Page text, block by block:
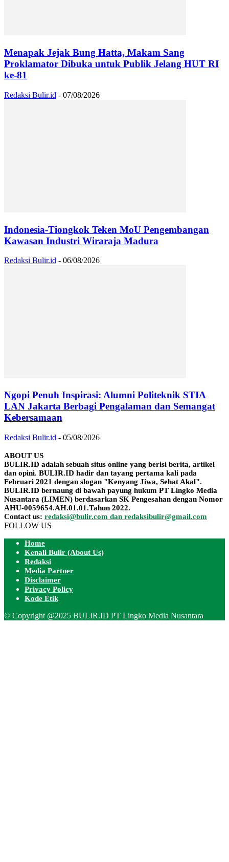
Menapak Jejak Bung Hatta, Makam Sang
Proklamator Dibuka untuk Publik Jelang HUT RI
ke-81
Redaksi Bulir.id - 07/08/2026
Indonesia-Tiongkok Teken MoU Pengembangan
Kawasan Industri Wiraraja Madura
Redaksi Bulir.id - 06/08/2026
Ngopi Penuh Inspirasi: Alumni Politeknik STIA
LAN Jakarta Berbagi Pengalaman dan Semangat
Kebersamaan
Redaksi Bulir.id - 05/08/2026
ABOUT US
BULIR.ID adalah sebuah situs online yang berisi berita, artikel
dan opini. BULIR.ID hadir dan tayang pertama kali pada
Februari 2021 dengan slogan "Kenyang Jiwa, Sehat Akal".
BULIR.ID bernaung di bawah payung hukum PT Lingko Media
Nusantara (LIMEN) berdasarkan SK Pengesahan dengan Nomor
AHU-0059654.AH.01.01.Tahun 2022.
Contact us: redaksi@bulir.com dan redaksibulir@gmail.com
FOLLOW US
Home
Kenali Bulir (About Us)
Redaksi
Media Partner
Disclaimer
Privacy Policy
Kode Etik
© Copyright @2025 BULIR.ID PT Lingko Media Nusantara